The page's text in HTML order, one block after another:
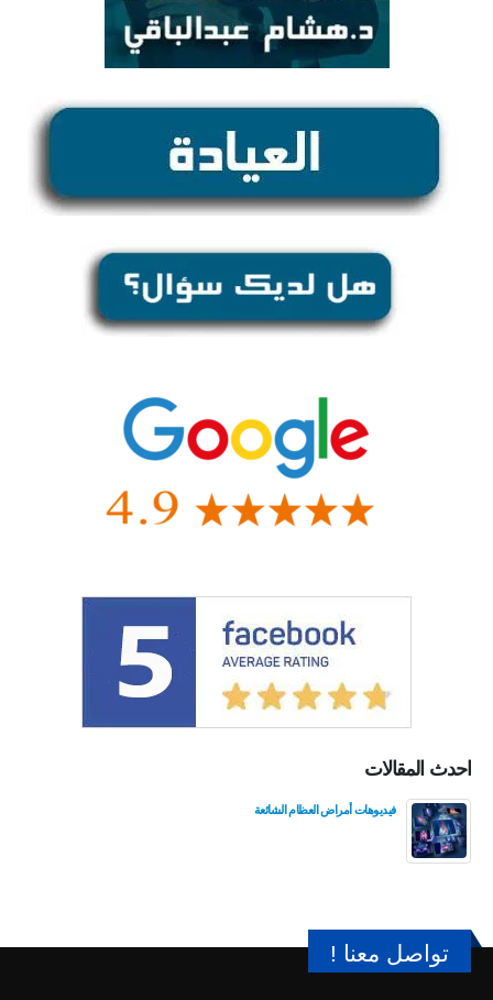
احدث المقالات
فيديوهات أمراض العظام الشائعة
تواصل معنا !